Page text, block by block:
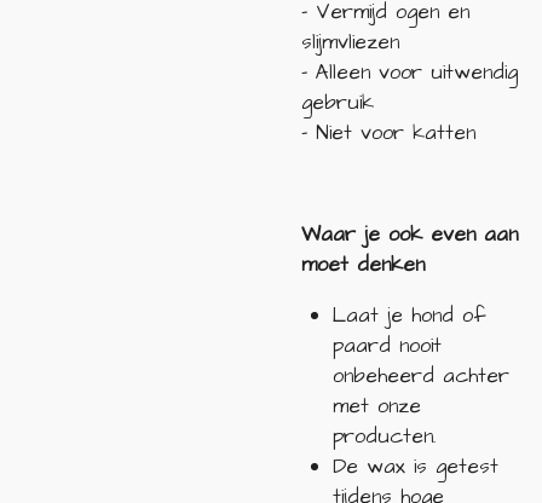
- Vermijd ogen en
slijmvliezen
- Alleen voor uitwendig
gebruik
- Niet voor katten
Waar je ook even aan
moet denken
Laat je hond of
paard nooit
onbeheerd achter
met onze
producten.
De wax is getest
tijdens hoge